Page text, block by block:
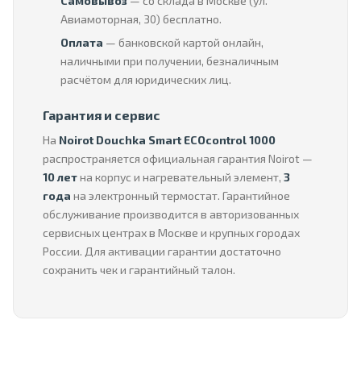
Авиамоторная, 30) бесплатно.
Оплата — банковской картой онлайн,
наличными при получении, безналичным
расчётом для юридических лиц.
Гарантия и сервис
На Noirot Douchka Smart ECOcontrol 1000
распространяется официальная гарантия Noirot —
10 летна корпус и нагревательный элемент, 3
года на электронный термостат. Гарантийное
обслуживание производится в авторизованных
сервисных центрах в Москве и крупных городах
России. Для активации гарантии достаточно
сохранить чек и гарантийный талон.